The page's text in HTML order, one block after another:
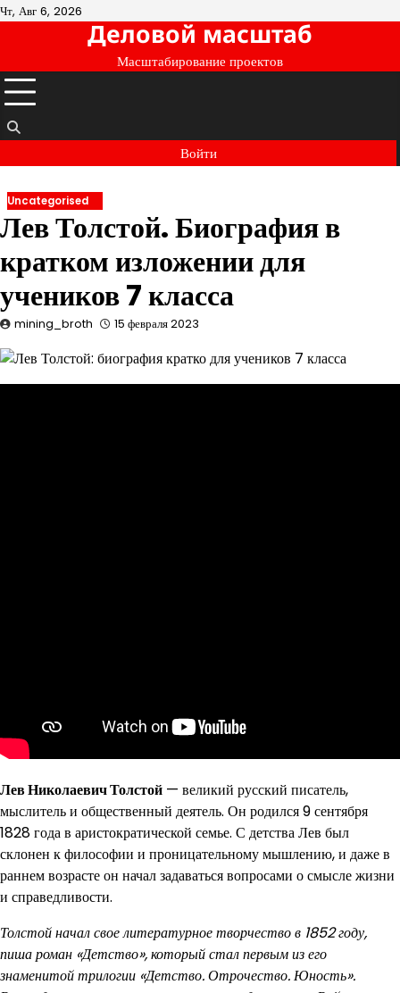
Перейти
Чт, Авг 6, 2026
Деловой масштаб
Масштабирование проектов
Войти
Uncategorised
Лев Толстой. Биография в
кратком изложении для
учеников 7 класса
mining_broth 15 февраля 2023
Лев Николаевич Толстой — великий русский писатель,
мыслитель и общественный деятель. Он родился 9 сентября
1828 года в аристократической семье. С детства Лев был
склонен к философии и проницательному мышлению, и даже в
раннем возрасте он начал задаваться вопросами о смысле жизни
и справедливости.
Толстой начал свое литературное творчество в 1852 году,
пиша роман «Детство», который стал первым из его
знаменитой трилогии «Детство. Отрочество. Юность».